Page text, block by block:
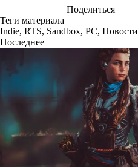
Поделиться
Теги материала
Indie, RTS, Sandbox, PC, Новости
Последнее